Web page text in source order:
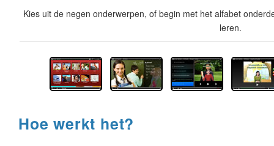
Kies uit de negen onderwerpen, of begin met het alfabet
leren.
Hoe werkt het?